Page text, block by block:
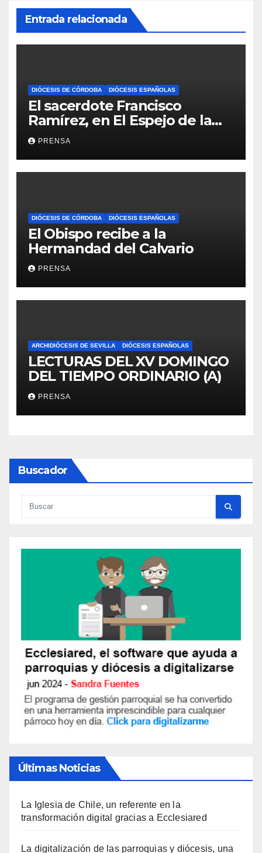
Entrada relacionada
DIÓCESIS DE CÓRDOBA DIÓCESIS ESPAÑOLAS
El sacerdote Francisco
Ramírez, en El Espejo de la
Iglesia
PRENSA
DIÓCESIS DE CÓRDOBA DIÓCESIS ESPAÑOLAS
El Obispo recibe a la
Hermandad del Calvario
PRENSA
ARCHIDIÓCESIS DE SEVILLA DIÓCESIS ESPAÑOLAS
LECTURAS DEL XV DOMINGO
DEL TIEMPO ORDINARIO (A)
PRENSA
Buscador
Últimas Noticias
La Iglesia de Chile, un referente en la
transformación digital gracias a Ecclesiared
La digitalización de las parroquias y diócesis, una